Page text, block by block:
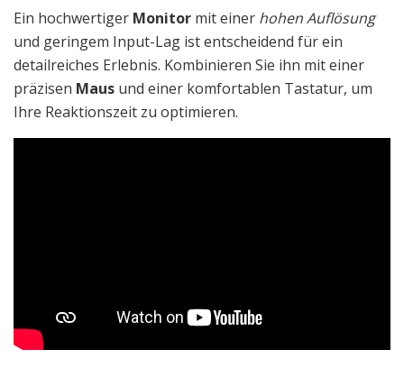
Ein hochwertiger Monitor mit einer hohen Auflösung
und geringem Input-Lag ist entscheidend für ein
detailreiches Erlebnis. Kombinieren Sie ihn mit einer
präzisen Maus und einer komfortablen Tastatur, um
Ihre Reaktionszeit zu optimieren.